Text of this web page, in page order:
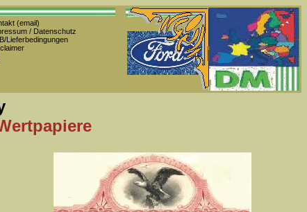
(email)
/ Datenschutz
Lieferbedingungen